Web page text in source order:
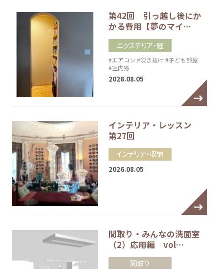
第42回 引っ越し後にか
かる費用【夢のマイ…
エクステリア・庭
#エアコン #吹き抜け #子ども部屋
#室内窓
2026.08.05
インテリア・レッスン
第27回
インテリア・収納
2026.08.05
間取り・みんなの洗面室
（2）応用編 vol…
間取り